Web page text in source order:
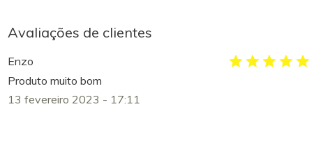
Avaliações de clientes
Enzo
Produto muito bom
13 fevereiro 2023 - 17:11